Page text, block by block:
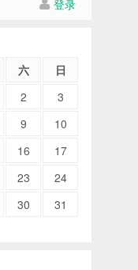
登录
六
日
2
3
9
10
16
17
23
24
30
31